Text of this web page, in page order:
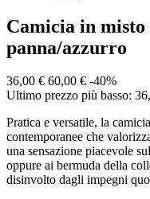
Camicia in misto
panna/azzurro
36,00 € 60,00 € -40%
Ultimo prezzo più basso:
Pratica e versatile, la
contemporanee che
una sensazione piacevole
oppure ai bermuda della
disinvolto dagli impegni